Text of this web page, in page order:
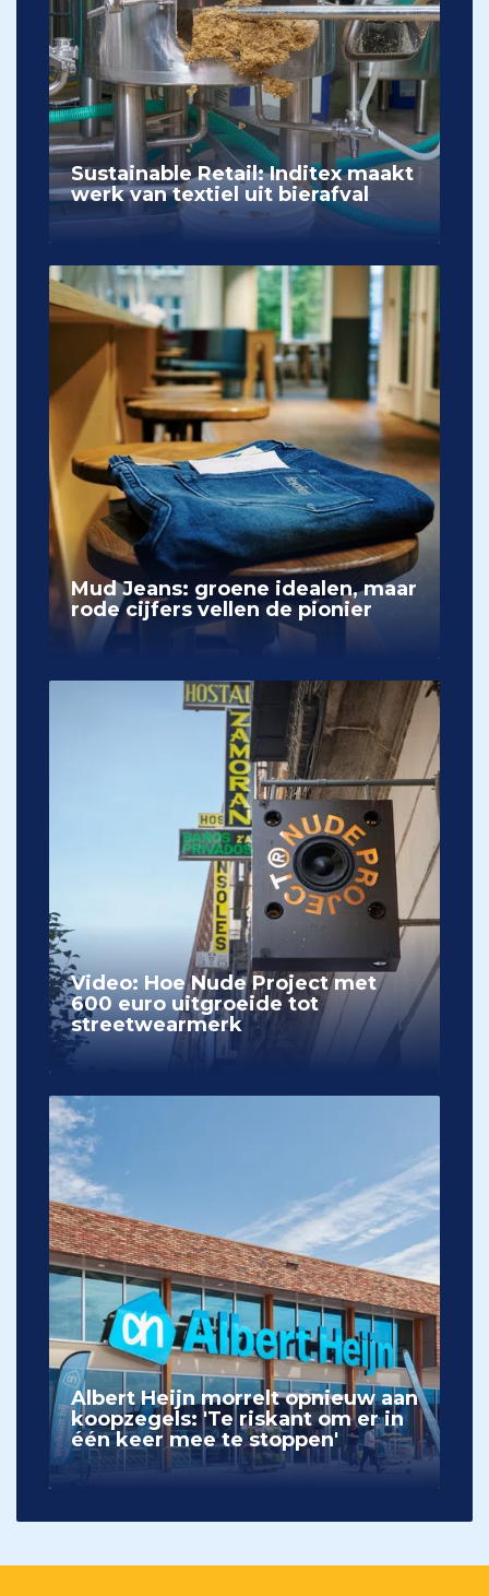
Sustainable Retail: Inditex maakt
werk van textiel uit bierafval
Mud Jeans: groene idealen, maar
rode cijfers vellen de pionier
Video: Hoe Nude Project met
600 euro uitgroeide tot
streetwearmerk
Albert Heijn morrelt opnieuw aan
koopzegels: 'Te riskant om er in
één keer mee te stoppen'